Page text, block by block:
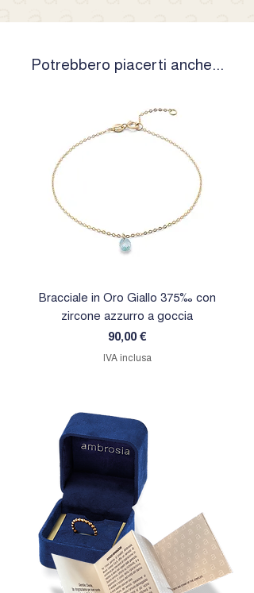
Potrebbero piacerti anche...
Bracciale in Oro Giallo 375‰ con
zircone azzurro a goccia
Prezzo
90,00 €
IVA inclusa